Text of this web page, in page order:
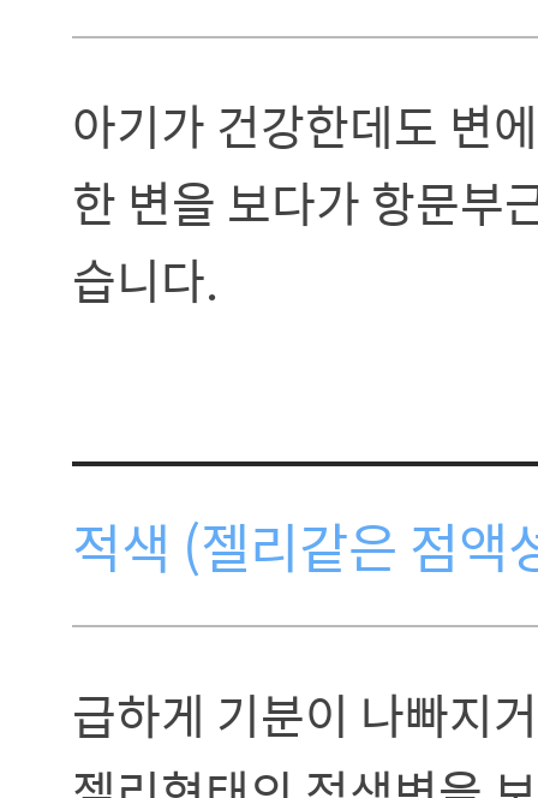
아기가 건강한데도 변
한 변을 보다가 항문부
습니다.
적색 (젤리같은 점액
급하게 기분이 나빠지